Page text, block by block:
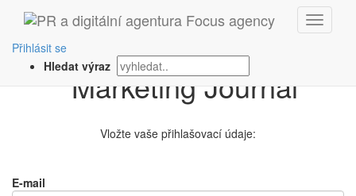
Přihlásit se
Hledat výrazPřihlášení na
Vložte vaše přihlašovací údaje:
E-mail